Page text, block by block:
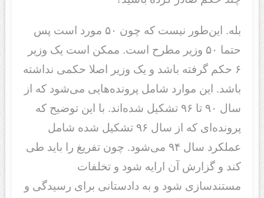
بله. این‌طور نیست که چون ۵٠ مورد است پس
حتما ۵٠ وزیر مطرح است. ممکن است یک وزیر
۶ حکم گرفته باشد و یک وزیر اصلا حکمی نداشته
باشد. این موارد شامل پرونده‌هایی می‌شود که از
سال ٩٠ تا ٩۶ تشکیل شده‌اند. با این توضیح که
پرونده‌ای که از سال ٩۶ تشکیل شده شامل
عملکرد سال ٩۴ می‌شود. چون تفریغ را باید طی
کند و گزارش آن ارایه شود و تخلفات
مستند‌سازی شود و به دادستانی برای رسیدگی و